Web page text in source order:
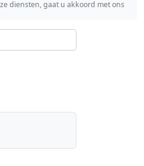
diensten, gaat u akkoord met ons